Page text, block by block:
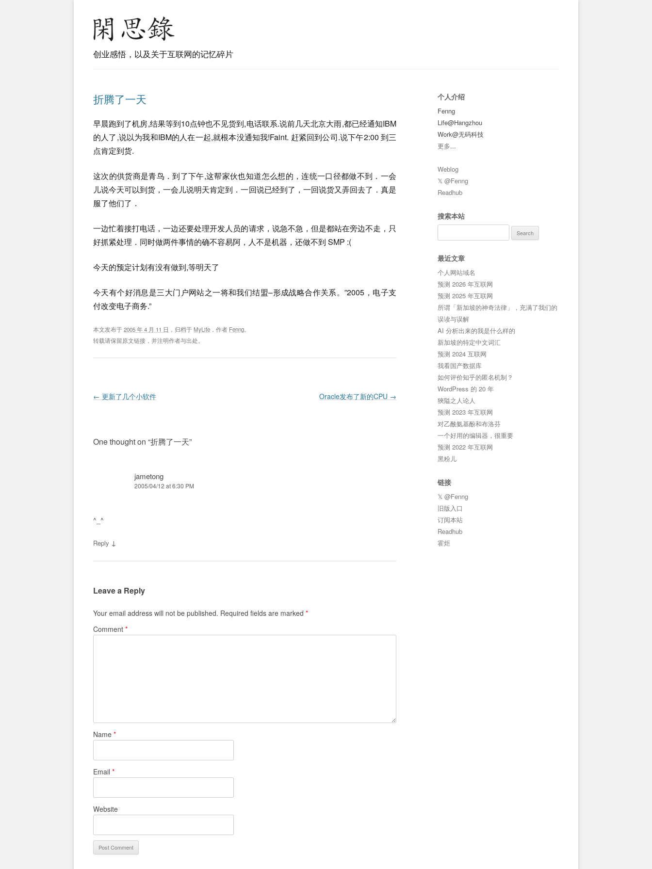
创业感悟，以及关于互联网的记忆碎片
折腾了一天
早晨跑到了机房,结果等到10点钟也不见货到,电话联系.说前几天北京大雨,都已经通知IBM
的人了,说以为我和IBM的人在一起,就根本没通知我!Faint. 赶紧回到公司.说下午2:00 到三
点肯定到货.
这次的供货商是青鸟．到了下午,这帮家伙也知道怎么想的，连统一口径都做不到．一会
儿说今天可以到货，一会儿说明天肯定到．一回说已经到了，一回说货又弄回去了．真是
服了他们了．
一边忙着接打电话，一边还要处理开发人员的请求，说急不急，但是都站在旁边不走，只
好抓紧处理．同时做两件事情的确不容易阿，人不是机器，还做不到 SMP :(
今天的预定计划有没有做到,等明天了
今天有个好消息是三大门户网站之一将和我们结盟–形成战略合作关系。”2005，电子支
付改变电子商务.”
本文发布于2005 年 4 月 11 日 ，归档于 MyLife ，作者 Fenng。
转载请保留原文链接，并注明作者与出处。
Post navigation
← 更新了几个小软件 Oracle发布了新的CPU →
One thought on “折腾了一天”
jametong
2005/04/12 at 6:30 PM
^_^
Reply ↓
Leave a Reply
Your email address will not be published. Required fields are marked *
Comment *
Name *
Email *
Website
个人介绍
Fenng
Life@Hangzhou
Work@无码科技
更多...
Weblog
𝕏 @Fenng
Readhub
搜索本站
for:
最近文章
个人网站域名
预测 2026 年互联网
预测 2025 年互联网
所谓「新加坡的神奇法律」，充满了我们的
误读与误解
AI 分析出来的我是什么样的
新加坡的特定中文词汇
预测 2024 互联网
我看国产数据库
如何评价知乎的匿名机制？
WordPress 的 20 年
狹隘之人论人
预测 2023 年互联网
对乙酰氨基酚和布洛芬
一个好用的编辑器，很重要
预测 2022 年互联网
黑粉儿
链接
𝕏 @Fenng
旧版入口
订阅本站
Readhub
霍炬